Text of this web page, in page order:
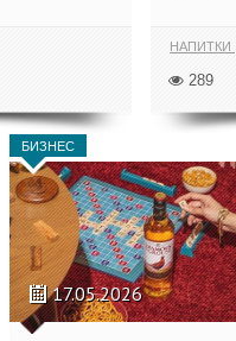
НАПИТКИ
289
БИЗНЕС
17.05.2026